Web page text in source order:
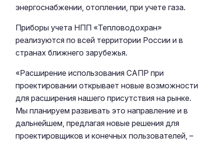
энергоснабжении, отоплении, при учете газа.
Приборы учета НПП «Тепловодохран»
реализуются по всей территории России и в
странах ближнего зарубежья.
«Расширение использования САПР при
проектировании открывает новые возможности
для расширения нашего присутствия на рынке.
Мы планируем развивать это направление и в
дальнейшем, предлагая новые решения для
проектировщиков и конечных пользователей, –